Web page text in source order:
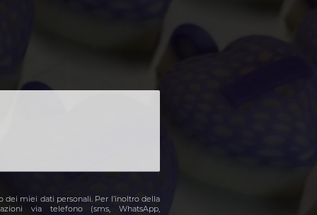
dei miei dati personali. Per l’inoltro della
via telefono (sms, WhatsApp,